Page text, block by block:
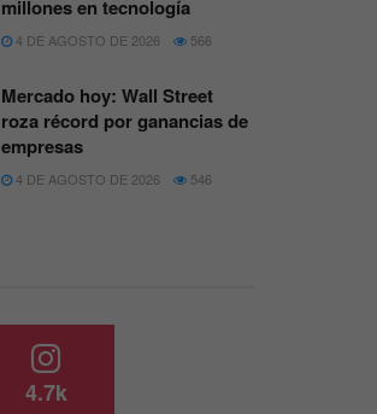
millones en tecnología
4 DE AGOSTO DE 2026 566
Mercado hoy: Wall Street
roza récord por ganancias de
empresas
4 DE AGOSTO DE 2026 546
4.7k